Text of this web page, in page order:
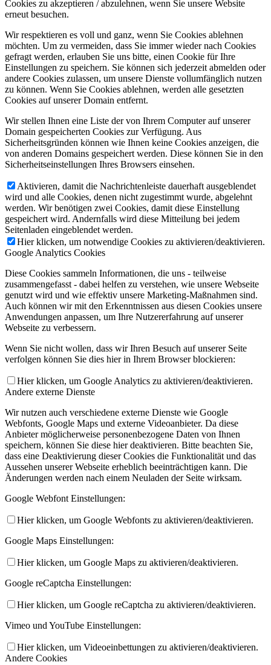
Cookies zu akzeptieren / abzulehnen, wenn Sie unsere Website
erneut besuchen.
Wir respektieren es voll und ganz, wenn Sie Cookies ablehnen
möchten. Um zu vermeiden, dass Sie immer wieder nach Cookies
gefragt werden, erlauben Sie uns bitte, einen Cookie für Ihre
Einstellungen zu speichern. Sie können sich jederzeit abmelden oder
andere Cookies zulassen, um unsere Dienste vollumfänglich nutzen
zu können. Wenn Sie Cookies ablehnen, werden alle gesetzten
Cookies auf unserer Domain entfernt.
Wir stellen Ihnen eine Liste der von Ihrem Computer auf unserer
Domain gespeicherten Cookies zur Verfügung. Aus
Sicherheitsgründen können wie Ihnen keine Cookies anzeigen, die
von anderen Domains gespeichert werden. Diese können Sie in den
Sicherheitseinstellungen Ihres Browsers einsehen.
Aktivieren, damit die Nachrichtenleiste dauerhaft ausgeblendet
wird und alle Cookies, denen nicht zugestimmt wurde, abgelehnt
werden. Wir benötigen zwei Cookies, damit diese Einstellung
gespeichert wird. Andernfalls wird diese Mitteilung bei jedem
Seitenladen eingeblendet werden.
Hier klicken, um notwendige Cookies zu aktivieren/deaktivieren.
Google Analytics Cookies
Diese Cookies sammeln Informationen, die uns - teilweise
zusammengefasst - dabei helfen zu verstehen, wie unsere Webseite
genutzt wird und wie effektiv unsere Marketing-Maßnahmen sind.
Auch können wir mit den Erkenntnissen aus diesen Cookies unsere
Anwendungen anpassen, um Ihre Nutzererfahrung auf unserer
Webseite zu verbessern.
Wenn Sie nicht wollen, dass wir Ihren Besuch auf unserer Seite
verfolgen können Sie dies hier in Ihrem Browser blockieren:
Hier klicken, um Google Analytics zu aktivieren/deaktivieren.
Andere externe Dienste
Wir nutzen auch verschiedene externe Dienste wie Google
Webfonts, Google Maps und externe Videoanbieter. Da diese
Anbieter möglicherweise personenbezogene Daten von Ihnen
speichern, können Sie diese hier deaktivieren. Bitte beachten Sie,
dass eine Deaktivierung dieser Cookies die Funktionalität und das
Aussehen unserer Webseite erheblich beeinträchtigen kann. Die
Änderungen werden nach einem Neuladen der Seite wirksam.
Google Webfont Einstellungen:
Hier klicken, um Google Webfonts zu aktivieren/deaktivieren.
Google Maps Einstellungen:
Hier klicken, um Google Maps zu aktivieren/deaktivieren.
Google reCaptcha Einstellungen:
Hier klicken, um Google reCaptcha zu aktivieren/deaktivieren.
Vimeo und YouTube Einstellungen:
Hier klicken, um Videoeinbettungen zu aktivieren/deaktivieren.
Andere Cookies